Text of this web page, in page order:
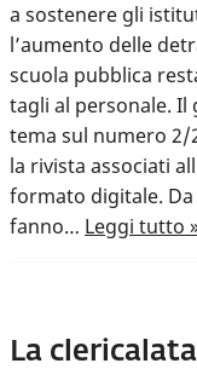
a sostenere gli
l’aumento delle
scuola pubblica
tagli al personale. Il
tema sul numero 2/
la rivista associati
formato digitale.
fanno… Leggi tutto
La